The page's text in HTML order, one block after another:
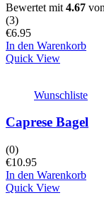
Bewertet mit 4.67
(3)
€6.95
In den Warenkorb
Quick View
Wunschliste
Caprese Bagel
(0)
€10.95
In den Warenkorb
Quick View